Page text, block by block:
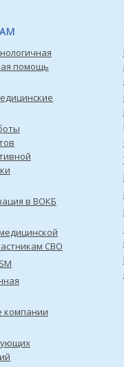
помощь
в ВОКБ
СВО
компании